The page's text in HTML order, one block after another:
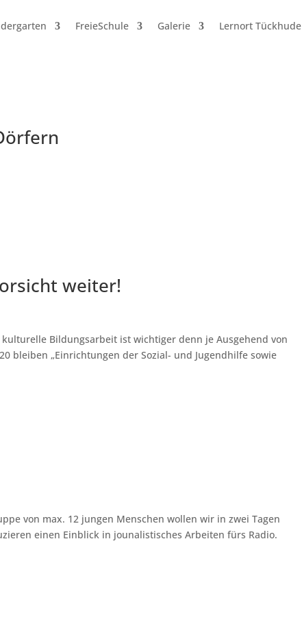
FreieSchule Galerie Lernort Tückhude
weiter!
Bildungsarbeit ist wichtiger denn je Ausgehend von
bleiben „Einrichtungen der Sozial- und Jugendhilfe sowie
von max. 12 jungen Menschen wollen wir in zwei Tagen
einen Einblick in jounalistisches Arbeiten fürs Radio.